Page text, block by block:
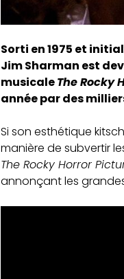
Sorti en 1975 et
Jim Sharman est
musicaleThe Rocky
année par des
Si son esthétique
manière de subvertir
The Rocky Horror
annonçant les